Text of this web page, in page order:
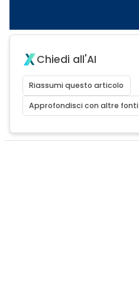
Chiedi all'AI
Riassumi questo articolo
Approfondisci con altre fonti